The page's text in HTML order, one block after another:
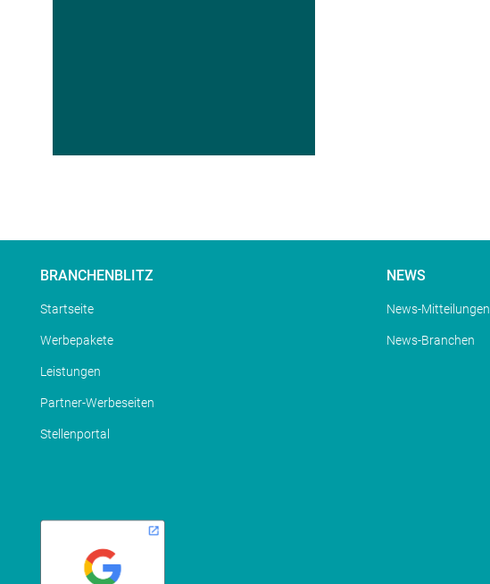
BRANCHENBLITZ
Startseite
Werbepakete
Leistungen
Partner-Werbeseiten
Stellenportal
NEWS
News-Mitteilungen
News-Branchen